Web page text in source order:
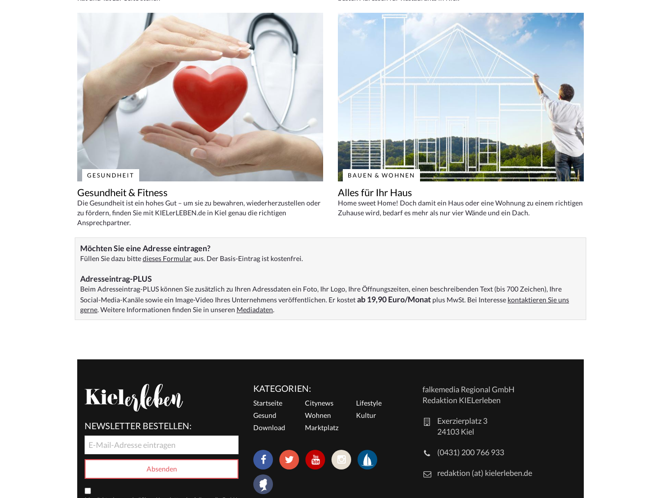
GESUNDHEIT
Gesundheit & Fitness
Die Gesundheit ist ein hohes Gut – um sie zu bewahren, wiederherzustellen oder
zu fördern, finden Sie mit KIELerLEBEN.de in Kiel genau die richtigen
Ansprechpartner.
BAUEN & WOHNEN
Alles für Ihr Haus
Home sweet Home! Doch damit ein Haus oder eine Wohnung zu einem richtigen
Zuhause wird, bedarf es mehr als nur vier Wände und ein Dach.
Möchten Sie eine Adresse eintragen?
Füllen Sie dazu bittedieses Formularaus. Der Basis-Eintrag ist kostenfrei.
Adresseintrag-PLUS
Beim Adresseintrag-PLUS können Sie zusätzlich zu Ihren Adressdaten ein Foto, Ihr Logo, Ihre Öffnungszeiten, einen beschreibenden Text (bis 700 Zeichen), Ihre
Social-Media-Kanäle sowie ein Image-Video Ihres Unternehmens veröffentlichen. Er kostetab 19,90 Euro/Monat plus MwSt. Bei Interesse kontaktieren Sie uns
gerne. Weitere Informationen finden Sie in unseren Mediadaten.
NEWSLETTER BESTELLEN:
KATEGORIEN:
Startseite Citynews
Lifestyle
Gesund
Wohnen
Kultur
Download
Marktplatz
falkemedia Regional GmbH
Redaktion KIELerleben
Exerzierplatz 3
24103 Kiel
(0431) 200 766 933
redaktion (at) kielerleben.de